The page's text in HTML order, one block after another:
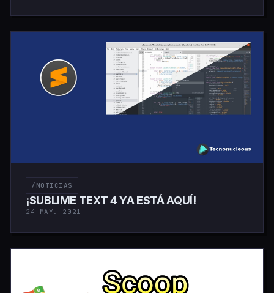
/NOTICIAS
¡SUBLIME TEXT 4 YA ESTÁ AQUÍ!
24 MAY. 2021